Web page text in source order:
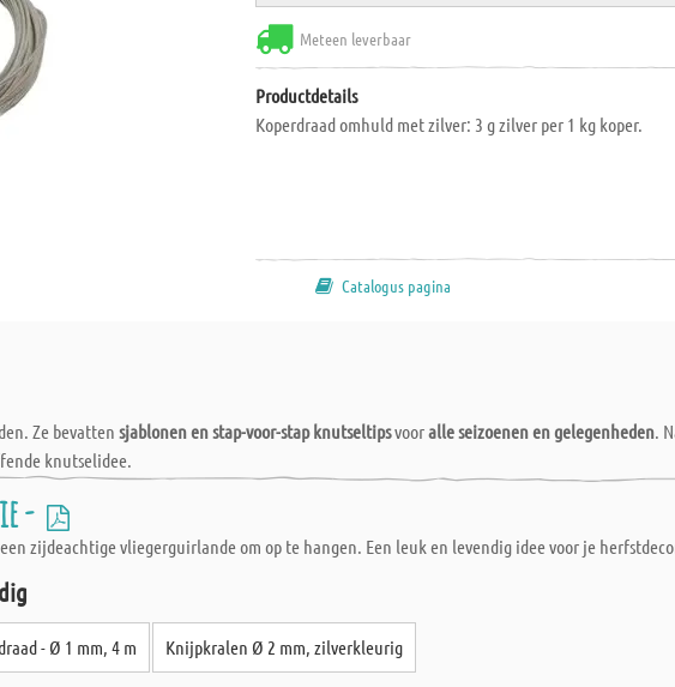
Meteen leverbaar
Productdetails
Koperdraad omhuld met zilver: 3 g zilver per 1 kg koper.
Catalogus pagina
Ze bevatten sjablonen en stap-voor-stap knutseltipsvooralle seizoenen en gelegenheden.
knutselidee.
-
zijdeachtige vliegerguirlande om op te hangen. Een leuk en levendig idee voor je
- Ø 1 mm, 4 m Knijpkralen Ø 2 mm, zilverkleurig